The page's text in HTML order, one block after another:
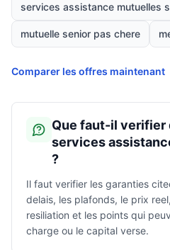
services assistance mutuelles
mutuelle senior pas chere
Comparer les offres maintenant
Que faut-il verifier
services
?
Il faut verifier les garanties
delais, les plafonds, le prix
resiliation et les points qui
charge ou le capital verse.